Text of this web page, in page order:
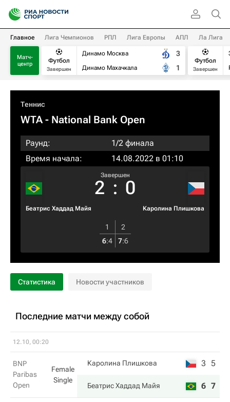
Главное Лига Чемпионов РПЛ Лига Европы АПЛ Ла Лига
Матч-
центр
Футбол
Завершен
Динамо Москва
Динамо Махачкала
3
1
Футбол
Завершен
Теннис
WTA- National Bank Open
Раунд:
1/2 финала
Время начала:
14.08.2022 в 01:10
Беатрис Хаддад Майя
Завершен
2 : 0
Каролина Плишкова
1
2
6:4 7:6
Статистика Новости участников
Последние матчи между собой
12.10, 00:20
BNP
Paribas
Open
Female
Single
Каролина Плишкова 3 5
Беатрис Хаддад Майя 6 7